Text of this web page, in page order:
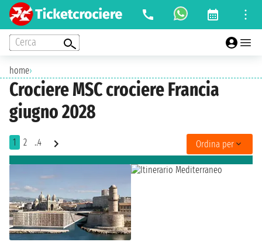
Cerca
home›
Crociere MSC crociere Francia
giugno 2028
1 2 ..4 Ordina per